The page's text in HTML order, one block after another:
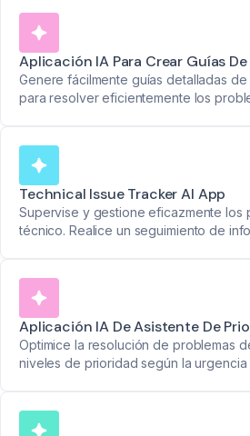
Aplicación IA Para Crear Guías
Problemas
Genere fácilmente guías detalladas
para resolver eficientemente los
Technical Issue Tracker AI App
Supervise y gestione eficazmente los
técnico. Realice un seguimiento de
Aplicación IA De Asistente De
Soporte
Optimice la resolución de problemas
niveles de prioridad según la urgencia